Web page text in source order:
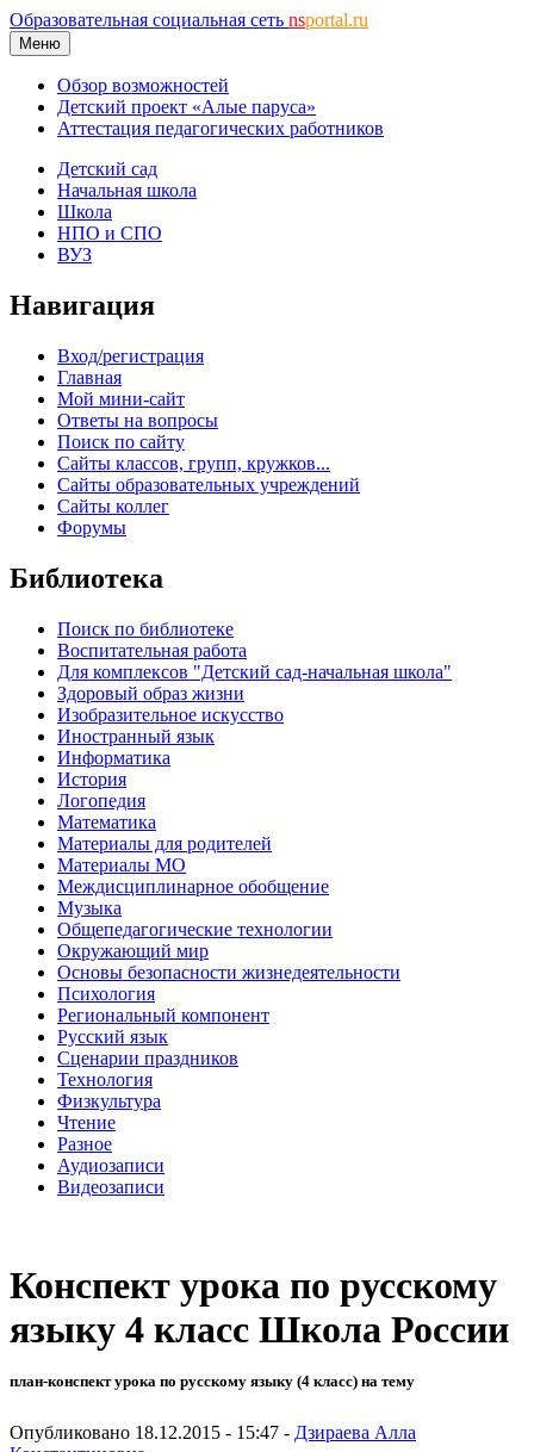
Образовательная социальная сеть nsportal.ru
Меню
Обзор возможностей
Детский проект «Алые паруса»
Аттестация педагогических работников
Детский сад
Начальная школа
Школа
НПО и СПО
ВУЗ
Навигация
Вход/регистрация
Главная
Мой мини-сайт
Ответы на вопросы
Поиск по сайту
Сайты классов, групп, кружков...
Сайты образовательных учреждений
Сайты коллег
Форумы
Библиотека
Поиск по библиотеке
Воспитательная работа
Для комплексов "Детский сад-начальная школа"
Здоровый образ жизни
Изобразительное искусство
Иностранный язык
Информатика
История
Логопедия
Математика
Материалы для родителей
Материалы МО
Междисциплинарное обобщение
Музыка
Общепедагогические технологии
Окружающий мир
Основы безопасности жизнедеятельности
Психология
Региональный компонент
Русский язык
Сценарии праздников
Технология
Физкультура
Чтение
Разное
Аудиозаписи
Видеозаписи
Конспект урока по русскому
языку 4 класс Школа России
план-конспект урока по русскому языку (4 класс) на тему
Опубликовано 18.12.2015 - 15:47 - Дзираева Алла